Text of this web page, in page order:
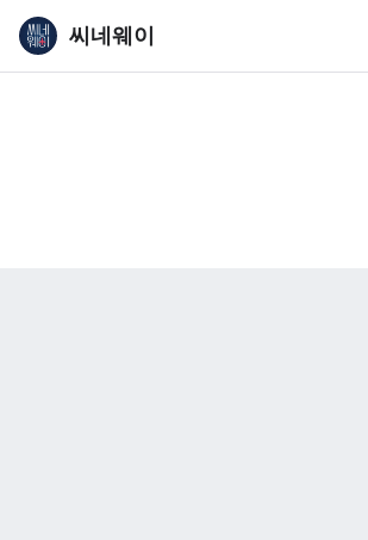
씨네웨이